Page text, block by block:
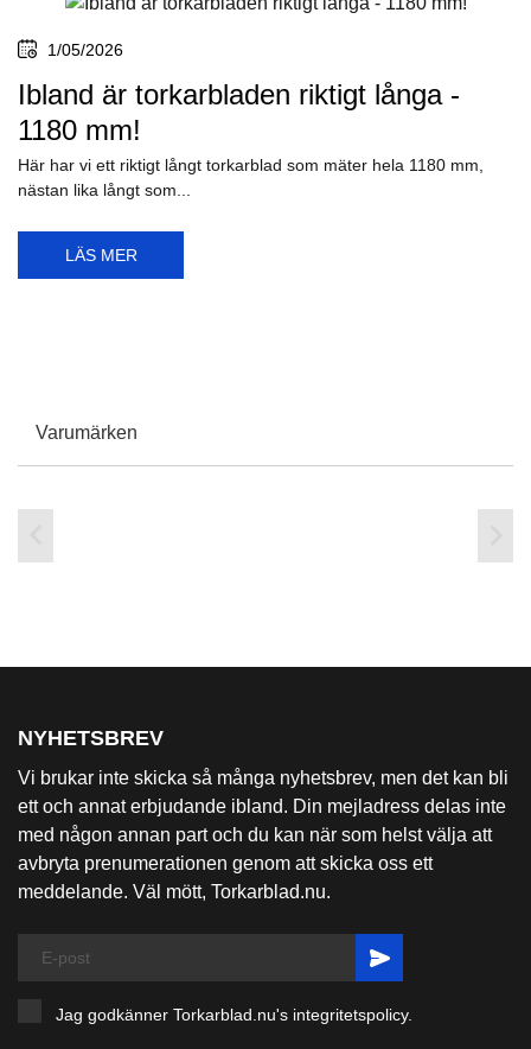
1/05/2026
Ibland är torkarbladen riktigt långa -
1180 mm!
Här har vi ett riktigt långt torkarblad som mäter hela 1180 mm,
nästan lika långt som...
LÄS MER
Varumärken
NYHETSBREV
Vi brukar inte skicka så många nyhetsbrev, men det kan bli
ett och annat erbjudande ibland. Din mejladress delas inte
med någon annan part och du kan när som helst välja att
avbryta prenumerationen genom att skicka oss ett
meddelande. Väl mött, Torkarblad.nu.
Jag godkänner Torkarblad.nu's integritetspolicy.